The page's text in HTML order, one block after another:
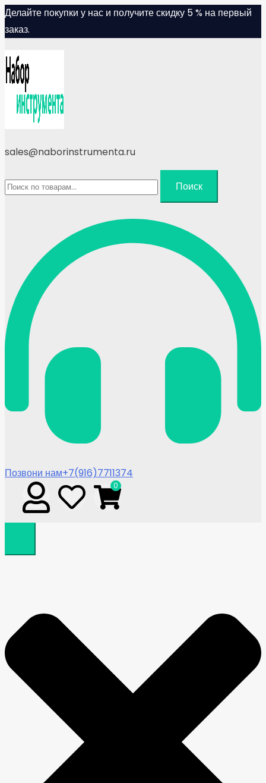
Skip
to
Делайте покупки у нас и получите скидку 5 % на первый
заказ.
sales@naborinstrumenta.ru
Искать:
Поиск
Позвони нам+7(916)7711374
0